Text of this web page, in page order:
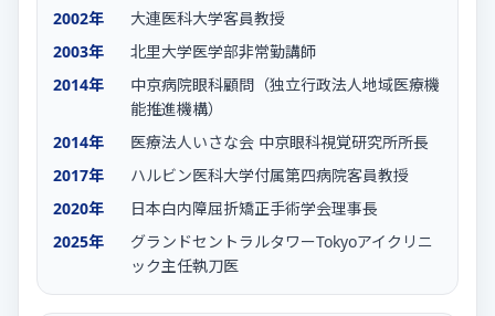
2002年
大連医科大学客員教授
2003年
北里大学医学部非常勤講師
2014年
中京病院眼科顧問（独立行政法人地域医療機
能推進機構）
2014年
医療法人いさな会 中京眼科視覚研究所所長
2017年
ハルビン医科大学付属第四病院客員教授
2020年
日本白内障屈折矯正手術学会理事長
2025年
グランドセントラルタワーTokyoアイクリニ
ック主任執刀医